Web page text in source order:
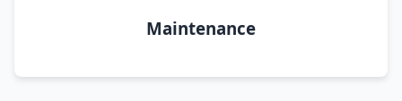
Maintenance